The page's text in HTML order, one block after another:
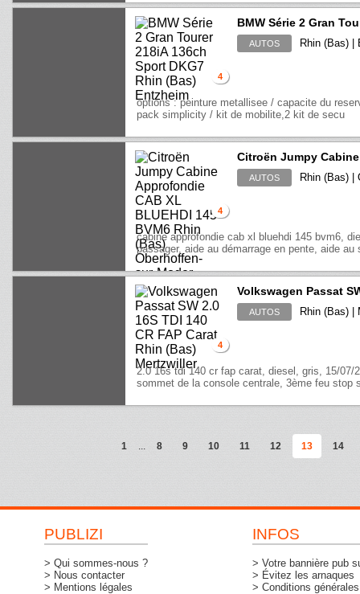
4
BMW Série 2 Gran
AUTOS Rhin (Bas) |
options : peinture metallisee / capacite du
pack simplicity / kit de mobilite,2 kit de secu
4
Citroën Jumpy
AUTOS Rhin (Bas) |
cabine approfondie cab xl bluehdi 145 bvm6,
passager, aide au démarrage en pente, aide
4
Volkswagen Passat
AUTOS Rhin (Bas) |
2.0 16s tdi 140 cr fap carat, diesel, gris, 15/07/
sommet de la console centrale, 3ème feu stop
1 ... 8 9 10 11 12 13 14
PUBLIZI
> Qui sommes-nous ?
> Nous contacter
> Mentions légales
INFOS
> Votre bannière pub
> Évitez les arnaques
> Conditions